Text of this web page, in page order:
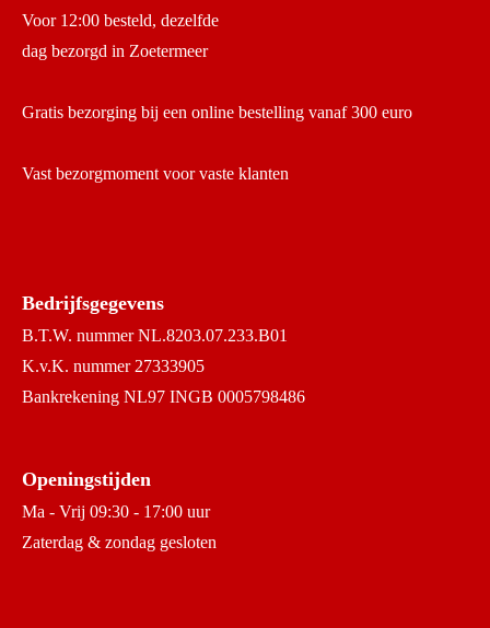
Voor 12:00 besteld, dezelfde
dag bezorgd in Zoetermeer
Gratis bezorging bij een online bestelling vanaf 300 euro
Vast bezorgmoment voor vaste klanten
Bedrijfsgegevens
B.T.W. nummer NL.8203.07.233.B01
K.v.K. nummer 27333905
Bankrekening NL97 INGB 0005798486
Openingstijden
Ma - Vrij 09:30 - 17:00 uur
Zaterdag & zondag gesloten